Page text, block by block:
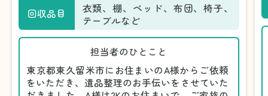
回収品目
衣類、棚、ベッド、布団、椅子、
テーブルなど
担当者のひとこと
東京都東久留米市にお住まいのA様からご依頼
をいただき、遺品整理のお手伝いをさせていた